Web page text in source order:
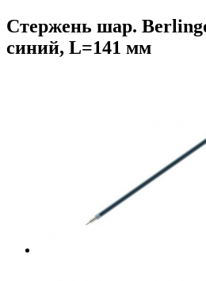
Стержень шар.
синий, L=141 мм